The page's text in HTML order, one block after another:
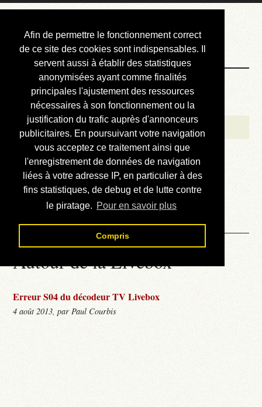
Afin de permettre le fonctionnement correct
de ce site des cookies sont indispensables. Il
servent aussi à établir des statistiques
anonymisées ayant comme finalités
principales l'ajustement des ressources
nécessaires à son fonctionnement ou la
justification du trafic auprès d'annonceurs
publicitaires. En poursuivant votre navigation
vous acceptez ce traitement ainsi que
l'enregistrement de données de navigation
liées à votre adresse IP, en particulier à des
fins statistiques, de debug et de lutte contre
le piratage. Pour en savoir plus
Compris
Courbis, « LE »
Blog Officiel
Bienvenue
Réalisations
Divers (et d’été)
Annonces
Liens externes
Téléchargement
Contact
Autour de la Livebox
Erreur S04 du décodeur TV Livebox
4 août 2013, par Paul Courbis